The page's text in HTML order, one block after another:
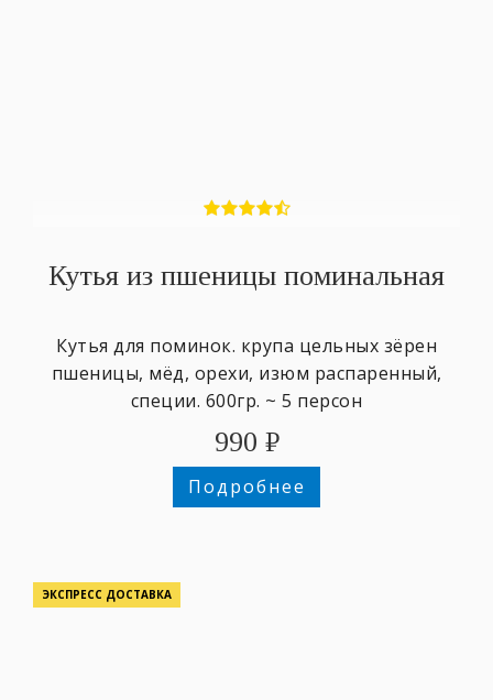
Кутья из пшеницы поминальная
Кутья для поминок. крупа цельных зёрен
пшеницы, мёд, орехи, изюм распаренный,
специи. 600гр. ~ 5 персон
990 ₽
Подробнее
ЭКСПРЕСС ДОСТАВКА